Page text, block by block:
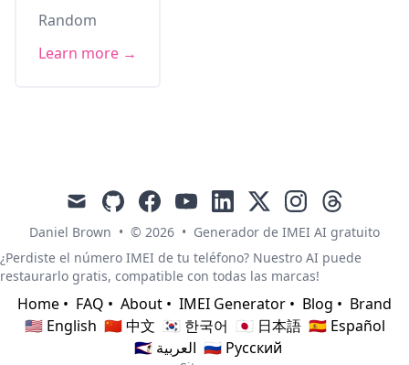
Random
Learn more →
mail githubfacebookyoutubelinkedin
x instagramthreads
Daniel Brown • © 2026 • Generador de IMEI AI gratuito
¿Perdiste el número IMEI de tu teléfono? Nuestro AI puede
restaurarlo gratis, compatible con todas las marcas!
Home • FAQ • About • IMEI Generator • Blog • Brand
🇺🇸 English 🇨🇳 中文 🇰🇷 한국어 🇯🇵 日本語 🇪🇸 Español
🇸🇦 العربية 🇷🇺 Русский